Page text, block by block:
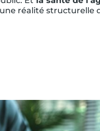
réalité structurelle